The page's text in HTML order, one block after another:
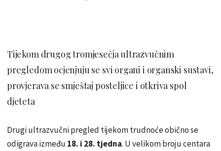
Tijekom drugog tromjesečja ultrazvučnim
pregledom ocjenjuju se svi organi i organski sustavi,
provjerava se smještaj posteljice i otkriva spol
djeteta
Drugi ultrazvučni pregled tijekom trudnoće obično se
odigrava između 18. i 28. tjedna. U velikom broju centara